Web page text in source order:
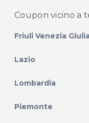
Coupon vicino a
Friuli Venezia
Lazio
Lombardia
Piemonte